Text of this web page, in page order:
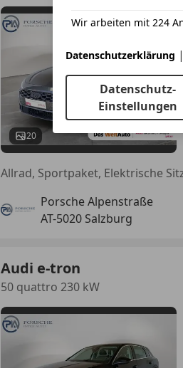
20
Porsche Alpenstraße
AT-5020 Salzburg
Audi e-tron
50 quattro 230 kW
Wir arbeiten mit 224
Datenschutzerklärung |
Datenschutz-
Einstellungen